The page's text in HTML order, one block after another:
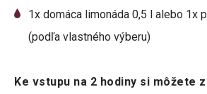
1x domáca limonáda 0,5 l alebo 1x
(podľa vlastného výberu)
Ke vstupu na 2 hodiny si môžete